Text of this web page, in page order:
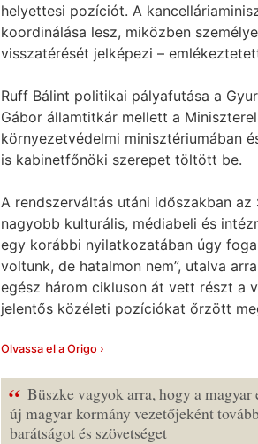
helyettesi pozíciót. A
koordinálása lesz, miközben
visszatérését jelképezi –
Ruff Bálint politikai pályafutása a
Gábor államtitkár mellett a
környezetvédelmi minisztériumában
is kabinetfőnöki szerepet töltött be.
A rendszerváltás utáni időszakban
nagyobb kulturális, médiabeli és
egy korábbi nyilatkozatában úgy
voltunk, de hatalmon nem”, utalva
egész három cikluson át vett részt a
jelentős közéleti pozíciókat őrzött
Olvassa el a Origo ›
“ Büszke vagyok arra, hogy a
új magyar kormány vezetőjeként
barátságot és szövetséget